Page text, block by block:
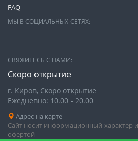
FAQ
МЫ В СОЦИАЛЬНЫХ СЕТЯХ:
СВЯЖИТЕСЬ С НАМИ:
Скоро открытие
г. Киров, Скоро открытие
Ежедневно: 10.00 - 20.00
Адрес на карте
Сайт носит информационный характер
офертой